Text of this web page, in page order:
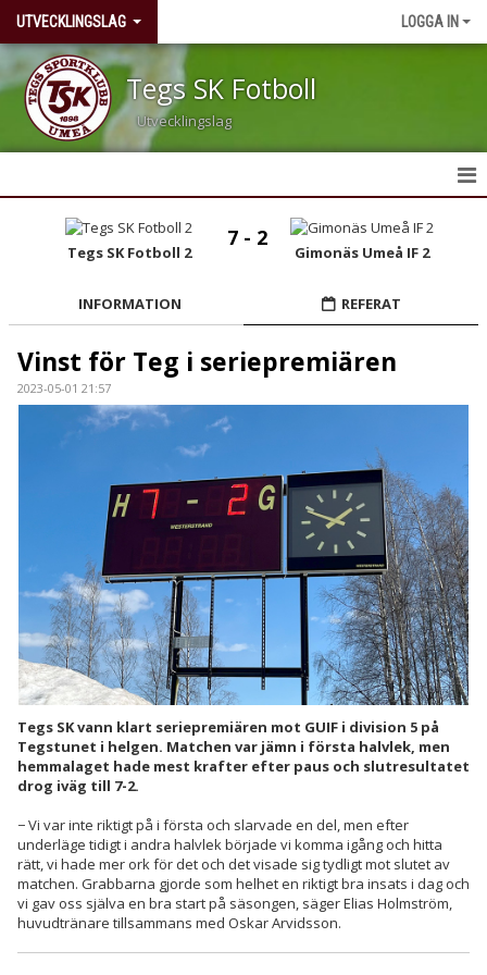
UTVECKLINGSLAG LOGGA IN
Tegs SK Fotboll
Utvecklingslag
KALENDER
MATCHER
TRUPPEN
Tegs SK Fotboll 2
7 - 2
Gimonäs Umeå IF 2
INFORMATION REFERAT
Vinst för Teg i seriepremiären
2023-05-01 21:57
Tegs SK vann klart seriepremiären mot GUIF i division 5 på
Tegstunet i helgen. Matchen var jämn i första halvlek, men
hemmalaget hade mest krafter efter paus och slutresultatet
drog iväg till 7-2.
− Vi var inte riktigt på i första och slarvade en del, men efter
underläge tidigt i andra halvlek började vi komma igång och hitta
rätt, vi hade mer ork för det och det visade sig tydligt mot slutet av
matchen. Grabbarna gjorde som helhet en riktigt bra insats i dag och
vi gav oss själva en bra start på säsongen, säger Elias Holmström,
huvudtränare tillsammans med Oskar Arvidsson.